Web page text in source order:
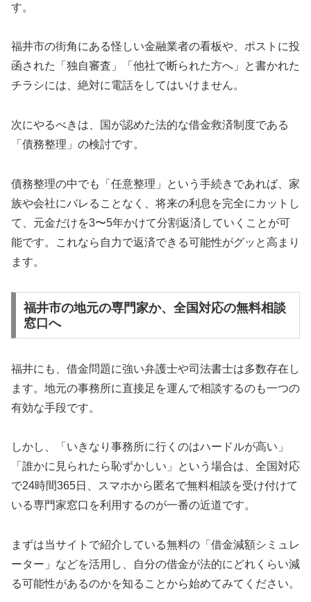
す。
福井市の街角にある怪しい金融業者の看板や、ポストに投
函された「独自審査」「他社で断られた方へ」と書かれた
チラシには、絶対に電話をしてはいけません。
次にやるべきは、国が認めた法的な借金救済制度である
「債務整理」の検討です。
債務整理の中でも「任意整理」という手続きであれば、家
族や会社にバレることなく、将来の利息を完全にカットし
て、元金だけを3〜5年かけて分割返済していくことが可
能です。これなら自力で返済できる可能性がグッと高まり
ます。
福井市の地元の専門家か、全国対応の無料相談
窓口へ
福井にも、借金問題に強い弁護士や司法書士は多数存在し
ます。地元の事務所に直接足を運んで相談するのも一つの
有効な手段です。
しかし、「いきなり事務所に行くのはハードルが高い」
「誰かに見られたら恥ずかしい」という場合は、全国対応
で24時間365日、スマホから匿名で無料相談を受け付けて
いる専門家窓口を利用するのが一番の近道です。
まずは当サイトで紹介している無料の「借金減額シミュレ
ーター」などを活用し、自分の借金が法的にどれくらい減
る可能性があるのかを知ることから始めてみてください。